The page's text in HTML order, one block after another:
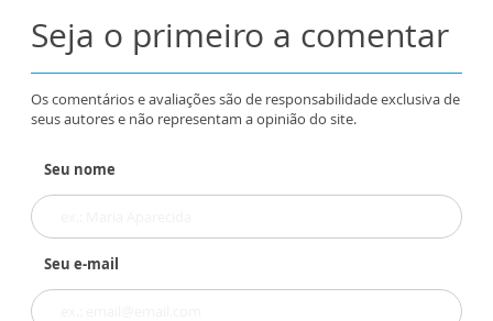
Seja o primeiro a comentar
Os comentários e avaliações são de responsabilidade exclusiva de
seus autores e não representam a opinião do site.
Seu nome
Seu e-mail